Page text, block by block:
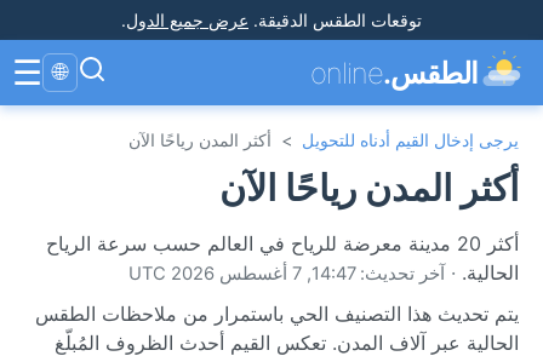
توقعات الطقس الدقيقة. عرض جميع الدول.
الطقس.online
🌐
☰
يرجى إدخال القيم أدناه للتحويل > أكثر المدن رياحًا الآن
أكثر المدن رياحًا الآن
أكثر 20 مدينة معرضة للرياح في العالم حسب سرعة الرياح
الحالية. · آخر تحديث: 14:47, 7 أغسطس 2026 UTC
يتم تحديث هذا التصنيف الحي باستمرار من ملاحظات الطقس
الحالية عبر آلاف المدن. تعكس القيم أحدث الظروف المُبلّغ